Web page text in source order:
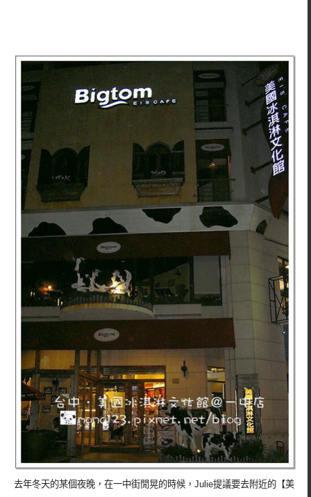
去年冬天的某個夜晚，在一中街閒晃的時候，Julie提議要去附近的【美